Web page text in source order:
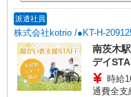
派遣社員
株式会社kotrio /●KT-H-
南茨木
デイ
時給
通費全支